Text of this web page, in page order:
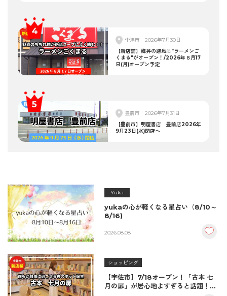
中津市
2026年7月30日
【新店舗】韓丼の跡地に"ラーメンご
くまる"がオープン！/2026年８月17
日(月)オープン予定
豊前市
2026年7月31日
【豊前市】明屋書店 豊前店2026年
9月23日(水)閉店へ
Yuka
yukaの心が軽くなる星占い（8/10～
8/16)
2026.08.08
ショッピング
【宇佐市】7/18オープン！「古本 七
月の扉」が居心地よすぎると話題！絶